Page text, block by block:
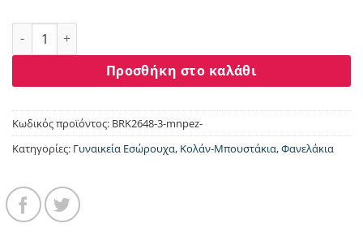
Γυναικείο Laser Cut Crop Top Berrak – Μπεζ| Άνεση &
Προσθήκη στο καλάθι
Κωδικός προϊόντος: BRK2648-3-mnpez-
Κατηγορίες: Γυναικεία Εσώρουχα, Κολάν-Μπουστάκια,Φανελάκια